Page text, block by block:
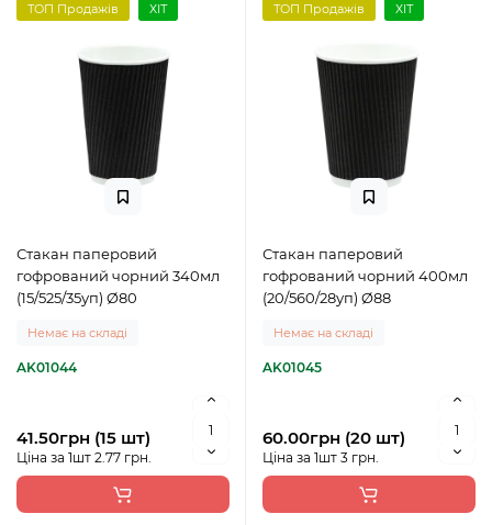
ТОП Продажів ХІТ
Стакан паперовий
гофрований чорний 340мл
(15/525/35уп) Ø80
Немає на складі
AK01044
41.50грн (15 шт)
Ціна за 1шт 2.77 грн.
ТОП Продажів ХІТ
Стакан паперовий
гофрований чорний 400мл
(20/560/28уп) Ø88
Немає на складі
AK01045
60.00грн (20 шт)
Ціна за 1шт 3 грн.